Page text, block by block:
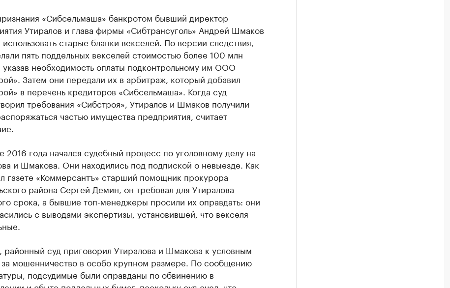
«Сибсельмаша» банкротом бывший директор
Утиралов и глава фирмы «Сибтрансуголь» Андрей Шмаков
старые бланки векселей. По версии следствия,
пять поддельных векселей стоимостью более 100 млн
указав необходимость оплаты подконтрольному им ООО
Затем они передали их в арбитраж, который добавил
в перечень кредиторов «Сибсельмаша». Когда суд
требования «Сибстроя», Утиралов и Шмаков получили
частью имущества предприятия, считает
2016 года начался судебный процесс по уголовному делу на
и Шмакова. Они находились под подпиской о невыезде. Как
газете «Коммерсантъ» старший помощник прокурора
района Сергей Демин, он требовал для Утиралова
срока, а бывшие топ-менеджеры просили их оправдать: они
с выводами экспертизы, установившей, что векселя
районный суд приговорил Утиралова и Шмакова к условным
мошенничество в особо крупном размере. По сообщению
подсудимые были оправданы по обвинению в